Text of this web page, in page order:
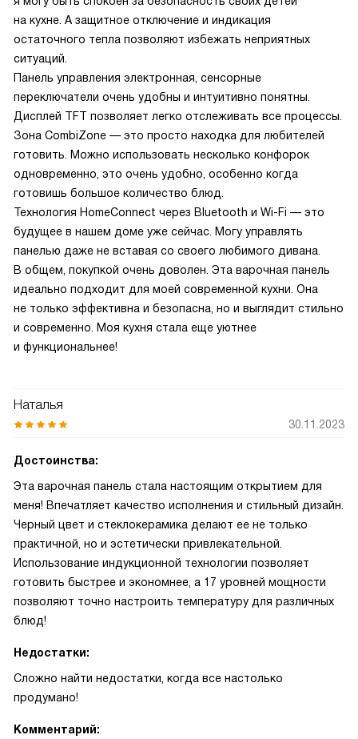
на кухне. А защитное отключение и индикация
остаточного тепла позволяют избежать неприятных
ситуаций.
Панель управления электронная, сенсорные
переключатели очень удобны и интуитивно понятны.
Дисплей TFT позволяет легко отслеживать все процессы.
Зона CombiZone — это просто находка для любителей
готовить. Можно использовать несколько конфорок
одновременно, это очень удобно, особенно когда
готовишь большое количество блюд.
Технология HomeConnect через Bluetooth и Wi-Fi — это
будущее в нашем доме уже сейчас. Могу управлять
панелью даже не вставая со своего любимого дивана.
В общем, покупкой очень доволен. Эта варочная панель
идеально подходит для моей современной кухни. Она
не только эффективна и безопасна, но и выглядит стильно
и современно. Моя кухня стала еще уютнее
и функциональнее!
Наталья
30.11.2023
Достоинства:
Эта варочная панель стала настоящим открытием для
меня! Впечатляет качество исполнения и стильный дизайн.
Черный цвет и стеклокерамика делают ее не только
практичной, но и эстетически привлекательной.
Использование индукционной технологии позволяет
готовить быстрее и экономнее, а 17 уровней мощности
позволяют точно настроить температуру для различных
блюд!
Недостатки:
Сложно найти недостатки, когда все настолько
продумано!
Комментарий: